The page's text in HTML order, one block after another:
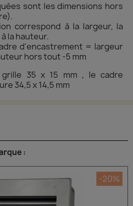
sont les dimensions hors
correspond à la largeur, la
la hauteur.
d'encastrement = largeur
hors tout -5 mm
35 x 15 mm , le cadre
34,5 x 14,5 mm
:
-20%